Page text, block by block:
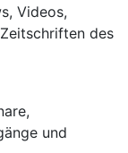
Videos,
des
und